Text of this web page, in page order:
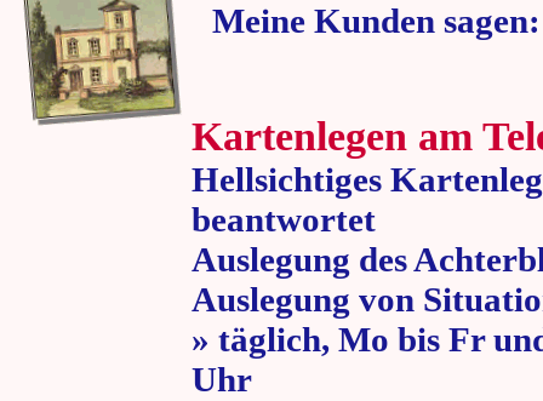
Meine Kunden
Kartenlegen am
Hellsichtiges
beantwortet
Auslegung des
Auslegung von
» täglich, Mo bis Fr
Uhr » 80